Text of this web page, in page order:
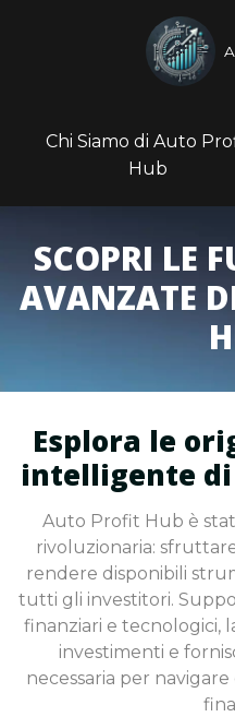
Chi Siamo di Auto
Hub
SCOPRI LE
AVANZATE
Esplora le
intelligente
Auto Profit Hub è
rivoluzionaria:
rendere disponibili
tutti gli investitori.
finanziari e tecnologici,
investimenti e
necessaria per